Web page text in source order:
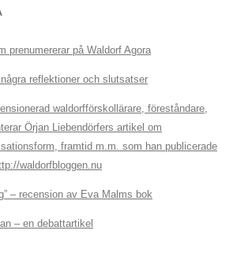
prenumererar på Waldorf Agora
reflektioner och slutsatser
waldorfförskollärare, föreståndare,
Örjan Liebendörfers artikel om
framtid m.m. som han publicerade
waldorfbloggen.nu
– recension av Eva Malms bok
– en debattartikel